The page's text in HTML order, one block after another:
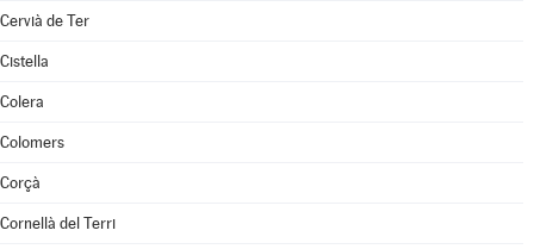
Cervià de Ter
Cistella
Colera
Colomers
Corçà
Cornellà del Terri